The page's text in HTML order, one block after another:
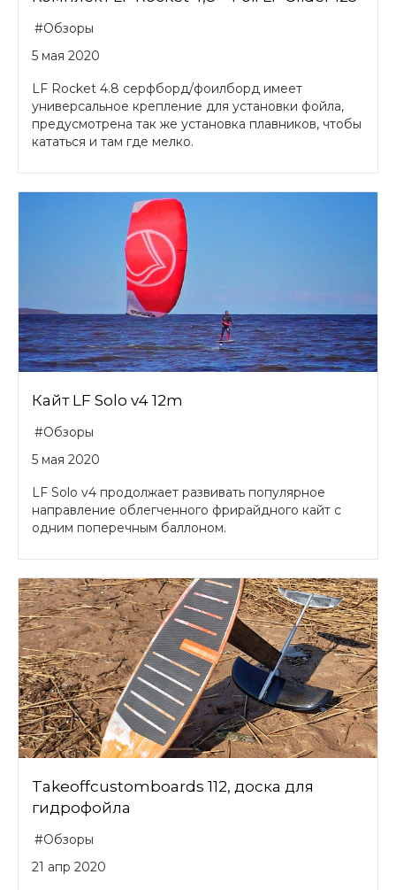
#Обзоры
5 мая 2020
LF Rocket 4.8 серфборд/фоилборд имеет
универсальное крепление для установки фойла,
предусмотрена так же установка плавников, чтобы
кататься и там где мелко.
Кайт LF Solo v4 12m
#Обзоры
5 мая 2020
LF Solo v4 продолжает развивать популярное
направление облегченного фрирайдного кайт с
одним поперечным баллоном.
Takeoffcustomboards 112, доска для
гидрофойла
#Обзоры
21 апр 2020